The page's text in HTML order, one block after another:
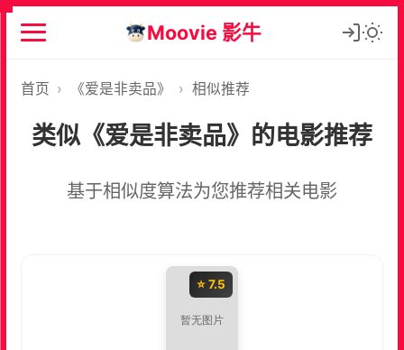
Moovie 影牛
首页 › 《爱是非卖品》 › 相似推荐
类似《爱是非卖品》的电影推荐
基于相似度算法为您推荐相关电影
⭐ 7.5